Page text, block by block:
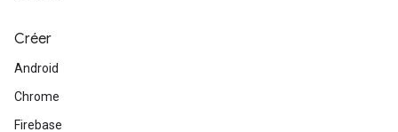
Créer
Android
Chrome
Firebase